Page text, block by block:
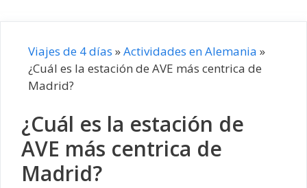
Viajes de 4 días »Actividades en Alemania »
¿Cuál es la estación de AVE más centrica de
Madrid?
¿Cuál es la estación de
AVE más centrica de
Madrid?